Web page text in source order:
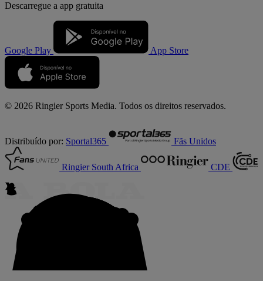
Descarregue a app gratuita
Google Play App Store
© 2026 Ringier Sports Media. Todos os direitos reservados.
Distribuído por: Sportal365 Fãs Unidos
Ringier South Africa CDE